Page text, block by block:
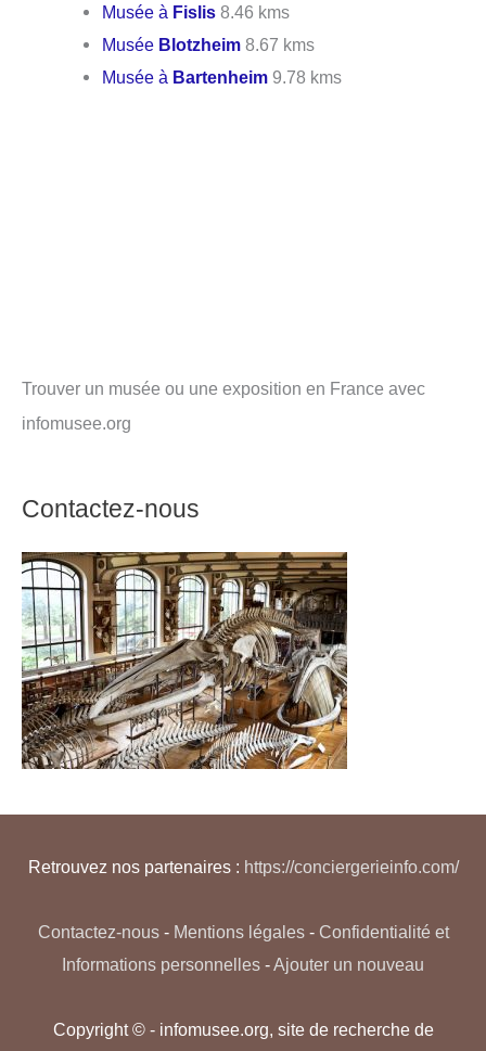
Musée à Fislis 8.46 kms
Musée Blotzheim 8.67 kms
Musée à Bartenheim 9.78 kms
Trouver un musée ou une exposition en France avec
infomusee.org
Contactez-nous
Retrouvez nos partenaires : https://conciergerieinfo.com/
Contactez-nous- Mentions légales- Confidentialité et
Informations personnelles - Ajouter un nouveau
Copyright © - infomusee.org, site de recherche de